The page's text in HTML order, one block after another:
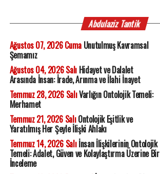
Abdulaziz Tantik
Ağustos 07, 2026 CumaUnutulmuş Kavramsal
Şemamız
Ağustos 04, 2026 SalıHidayet ve Dalalet
Arasında İnsan: İrade, Arınma ve İlahi İnayet
Temmuz 28, 2026 SalıVarlığın Ontolojik Temeli:
Merhamet
Temmuz 21, 2026 SalıOntolojik Eşitlik ve
Yaratılmış Her Şeyle İlişki Ahlakı
Temmuz 14, 2026 Salıİnsan İlişkilerinin Ontolojik
Temeli: Adalet, Güven ve Kolaylaştırma Üzerine Bir
İnceleme